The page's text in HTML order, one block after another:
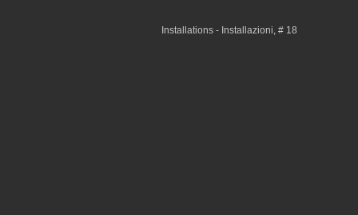
Installations - Installazioni, # 18